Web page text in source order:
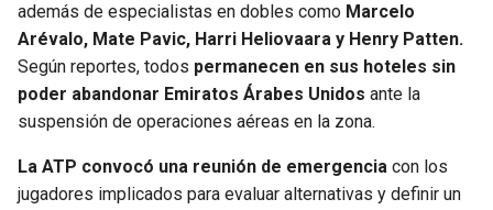
además de especialistas en dobles como Marcelo
Arévalo, Mate Pavic, Harri Heliovaara y Henry Patten.
Según reportes, todos permanecen en sus hoteles sin
poder abandonar Emiratos Árabes Unidos ante la
suspensión de operaciones aéreas en la zona.
La ATP convocó una reunión de emergencia con los
jugadores implicados para evaluar alternativas y definir un